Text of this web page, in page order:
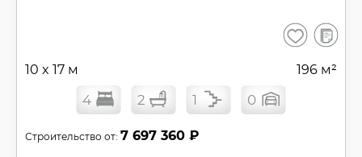
Сохранить
В
10 x 17 м 196 м²
4 2 1 0
Строительство от: 7 697 360 ₽